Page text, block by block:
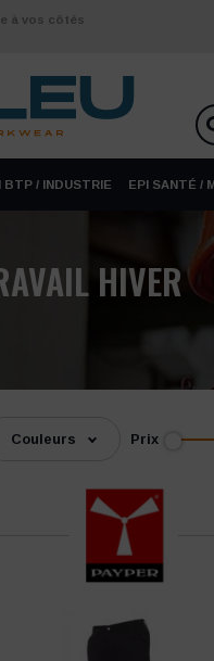
à vos côtés
BTP / INDUSTRIE EPI SANTÉ /
HIVER
Couleurs Prix